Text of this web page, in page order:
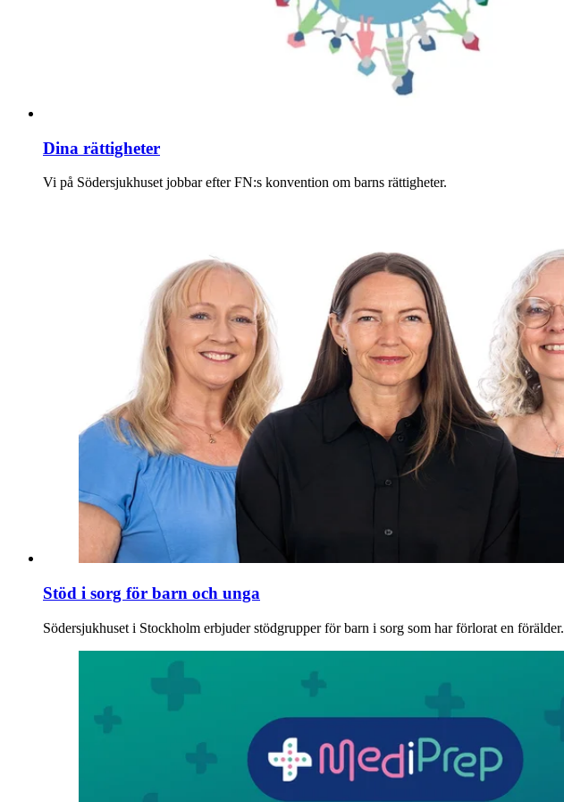
Dina rättigheter
Vi på Södersjukhuset jobbar efter FN:s konvention om barns rättigheter.
Stöd i sorg för barn och unga
Söder­sjukhuset i Stockholm erbjuder stödgrupper för barn i sorg som har förlorat en förälder.